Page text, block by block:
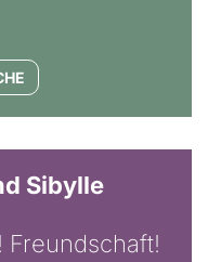
Sibylle
Freundschaft!